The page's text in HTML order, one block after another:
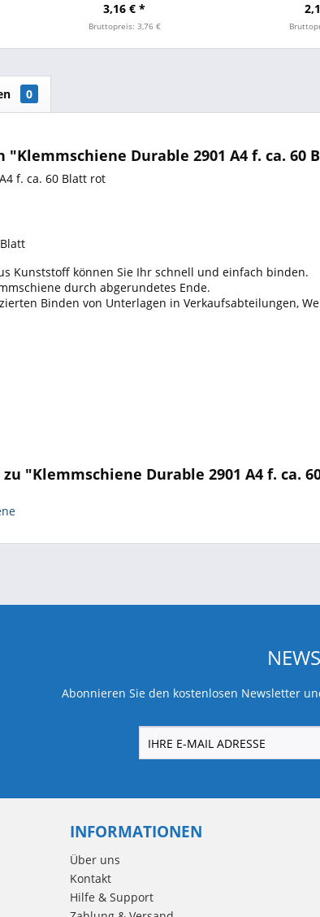
3,16 € *
Bruttopreis: 3,76 €
0
Durable 2901 A4 f. ca. 60
f. ca. 60 Blatt rot
Kunststoff können Sie Ihr schnell und einfach binden.
durch abgerundetes Ende.
Binden von Unterlagen in Verkaufsabteilungen,
"Klemmschiene Durable 2901 A4 f. ca.
Abonnieren Sie den kostenlosen Newsletter
INFORMATIONEN
Über uns
Kontakt
Hilfe & Support